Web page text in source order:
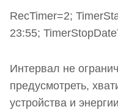
RecTimer=2;
23:55;
Интервал не
предусмотреть,
устройства и